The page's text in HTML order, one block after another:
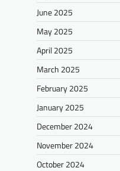
June 2025
May 2025
April 2025
March 2025
February 2025
January 2025
December 2024
November 2024
October 2024